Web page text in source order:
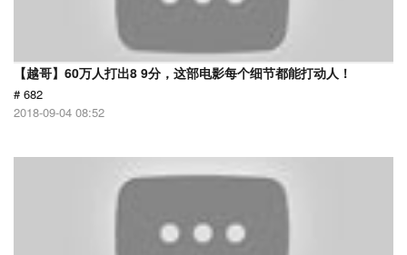
【越哥】60万人打出8 9分，这部电影每个细节都能打动人！
# 682
2018-09-04 08:52